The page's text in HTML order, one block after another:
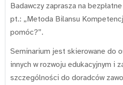
Badawczy zaprasza na
pt.: „Metoda Bilansu
pomóc?”.
Seminarium jest skierowane do
innych w rozwoju edukacyjnym i
szczególności do doradców